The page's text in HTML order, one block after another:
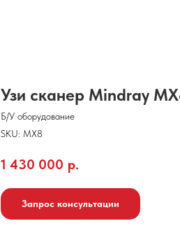
Узи сканер Mindray
Б/У оборудование
SKU: MX8
1 430 000 р.
Запрос консультации